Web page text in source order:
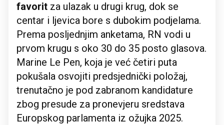
favorit za ulazak u drugi krug, dok se
centar i ljevica bore s dubokim podjelama.
Prema posljednjim anketama, RN vodi u
prvom krugu s oko 30 do 35 posto glasova.
Marine Le Pen, koja je već četiri puta
pokušala osvojiti predsjednički položaj,
trenutačno je pod zabranom kandidature
zbog presude za pronevjeru sredstava
Europskog parlamenta iz ožujka 2025.